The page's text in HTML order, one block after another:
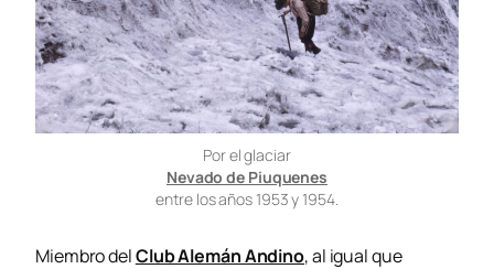
Por el glaciar
Nevado de Piuquenes
entre los años 1953 y 1954.
Miembro delClub Alemán Andino, al igual que